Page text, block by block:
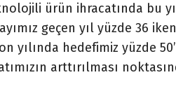
ürün ihracatında bu
geçen yıl yüzde 36
yılında hedefimiz yüzde
arttırılması